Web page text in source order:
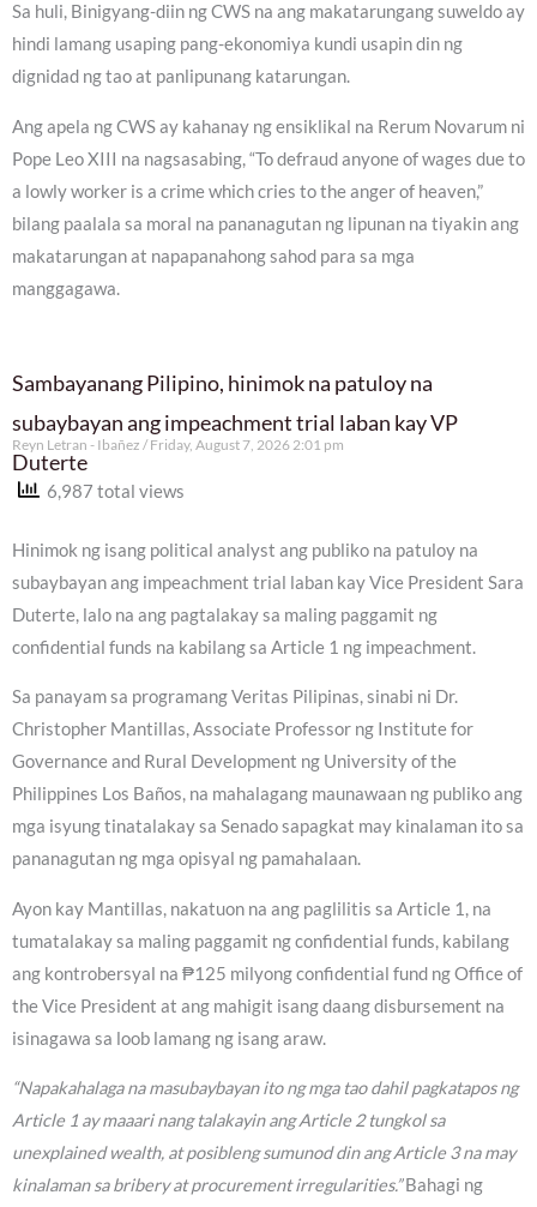
Sa huli, Binigyang-diin ng CWS na ang makatarungang suweldo ay
hindi lamang usaping pang-ekonomiya kundi usapin din ng
dignidad ng tao at panlipunang katarungan.
Ang apela ng CWS ay kahanay ng ensiklikal na Rerum Novarum ni
Pope Leo XIII na nagsasabing, “To defraud anyone of wages due to
a lowly worker is a crime which cries to the anger of heaven,”
bilang paalala sa moral na pananagutan ng lipunan na tiyakin ang
makatarungan at napapanahong sahod para sa mga
manggagawa.
Sambayanang Pilipino, hinimok na patuloy na
subaybayan ang impeachment trial laban kay VP
Duterte
Reyn Letran - Ibañez Friday, August 7, 2026 2:01 pm
6,987 total views
Hinimok ng isang political analyst ang publiko na patuloy na
subaybayan ang impeachment trial laban kay Vice President Sara
Duterte, lalo na ang pagtalakay sa maling paggamit ng
confidential funds na kabilang sa Article 1 ng impeachment.
Sa panayam sa programang Veritas Pilipinas, sinabi ni Dr.
Christopher Mantillas, Associate Professor ng Institute for
Governance and Rural Development ng University of the
Philippines Los Baños, na mahalagang maunawaan ng publiko ang
mga isyung tinatalakay sa Senado sapagkat may kinalaman ito sa
pananagutan ng mga opisyal ng pamahalaan.
Ayon kay Mantillas, nakatuon na ang paglilitis sa Article 1, na
tumatalakay sa maling paggamit ng confidential funds, kabilang
ang kontrobersyal na ₱125 milyong confidential fund ng Office of
the Vice President at ang mahigit isang daang disbursement na
isinagawa sa loob lamang ng isang araw.
“Napakahalaga na masubaybayan ito ng mga tao dahil pagkatapos ng
Article 1 ay maaari nang talakayin ang Article 2 tungkol sa
unexplained wealth, at posibleng sumunod din ang Article 3 na may
kinalaman sa bribery at procurement irregularities.”Bahagi ng